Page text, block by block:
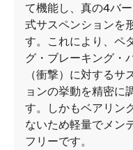
て機能し、真の4バ
式サスペンションを
す。これにより、ペ
グ・ブレーキング・
（衝撃）に対するサ
ョンの挙動を精密に
す。しかもベアリン
ないため軽量でメン
フリーです。